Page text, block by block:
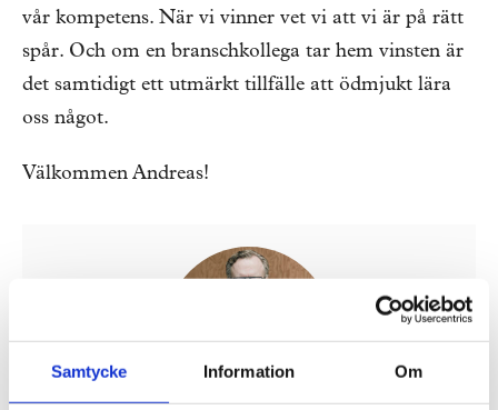
Samtycke Information Om
vår kompetens. När vi vinner vet vi att vi är på rätt
spår. Och om en branschkollega tar hem vinsten är
det samtidigt ett utmärkt tillfälle att ödmjukt lära
oss något.
Välkommen Andreas!